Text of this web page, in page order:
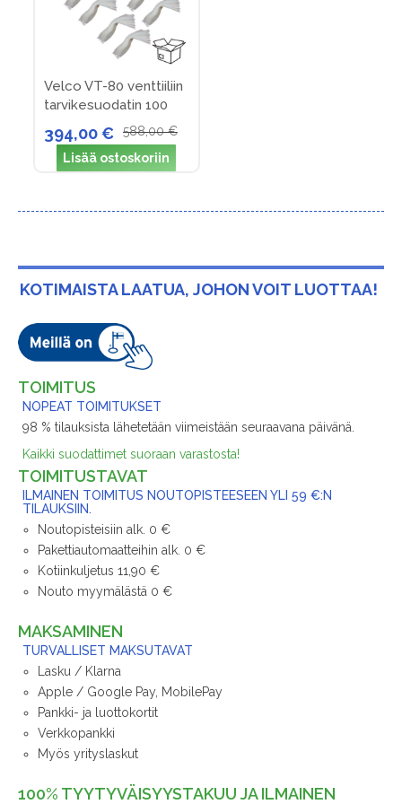
Velco VT-80 venttiiliin
tarvikesuodatin 100
kpl pakkaus
394,00 €
588,00 €
Lisää ostoskoriin
KOTIMAISTA LAATUA, JOHON VOIT LUOTTAA!
TOIMITUS
NOPEAT TOIMITUKSET
98 % tilauksista lähetetään viimeistään seuraavana päivänä.
Kaikki suodattimet suoraan varastosta!
TOIMITUSTAVAT
ILMAINEN TOIMITUS NOUTOPISTEESEEN YLI 59 €:N
TILAUKSIIN.
Noutopisteisiin alk. 0 €
Pakettiautomaatteihin alk. 0 €
Kotiinkuljetus 11,90 €
Nouto myymälästä 0 €
MAKSAMINEN
TURVALLISET MAKSUTAVAT
Lasku / Klarna
Apple / Google Pay, MobilePay
Pankki- ja luottokortit
Verkkopankki
Myös yrityslaskut
100% TYYTYVÄISYYSTAKUU JA ILMAINEN